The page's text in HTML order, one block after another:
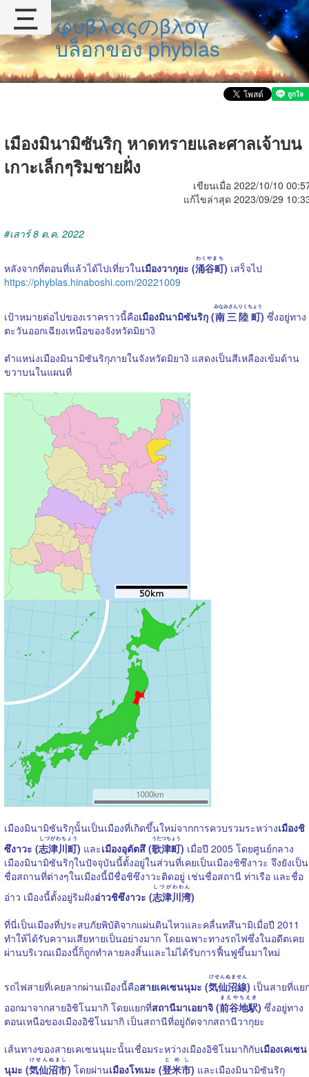
φυβλαςのβλογ
บล็อกของ phyblas
เมืองมินามิซันริกุ หาดทรายและศาลเจ้าบน
เกาะเล็กๆริมชายฝั่ง
เขียนเมื่อ 2022/10/10
แก้ไขล่าสุด 2023/09/29
#เสาร์ 8 ต.ค. 2022
หลังจากที่ตอนที่แล้วได้ไปเที่ยวในเมืองวากุยะ (涌谷町
わくやまち
) เสร็จไป
https://phyblas.hinaboshi.com/20221009
เป้าหมายต่อไปของเราคราวนี้คือเมืองมินามิซันริกุ (南三陸町
みなみさんりくちょう
) ซึ่งอยู่ทาง
ตะวันออกเฉียงเหนือของจังหวัดมิยางิ
ตำแหน่งเมืองมินามิซันริกุภายในจังหวัดมิยางิ แสดงเป็นสีเหลืองเข้มด้าน
ขวาบนในแผนที่
เมืองมินามิซันริกุนั้นเป็นเมืองที่เกิดขึ้นใหม่จากการควบรวมระหว่างเมืองชิ
ซึงาวะ (志津川町
しづがわちょう
) และเมืองอุตัตสึ (歌津町
うたつちょう
) เมื่อปี 2005 โดยศูนย์กลาง
เมืองมินามิซันริกุในปัจจุบันนี้ตั้งอยู่ในส่วนที่เคยเป็นเมืองชิซึงาวะ จึงยังเป็น
ชื่อสถานที่ต่างๆในเมืองนี้มีชื่อชิซึงาวะติดอยู่ เช่นชื่อสถานี ท่าเรือ และชื่อ
อ่าว เมืองนี้ตั้งอยู่ริมฝั่งอ่าวชิซึงาวะ (志津川湾
しづがわわん
)
ที่นี่เป็นเมืองที่ประสบภัยพิบัติจากแผ่นดินไหวและคลื่นทสึนามิเมื่อปี 2011
ทำให้ได้รับความเสียหายเป็นอย่างมาก โดยเฉพาะทางรถไฟซึ่งในอดีตเคย
ผ่านบริเวณเมืองนี้ก็ถูกทำลายลงสิ้นและไม่ได้รับการฟื้นฟูขึ้นมาใหม่
รถไฟสายที่เคยลากผ่านเมืองนี้คือสายเคเซนนุมะ (気仙沼線
けせんぬません
) เป็นสายที่แย
ออกมาจากสายอิชิโนมากิ โดยแยกที่สถานีมาเอยาจิ (前谷地駅
まえやちえき
) ซึ่งอยู่ทาง
ตอนเหนือของเมืองอิชิโนมากิ เป็นสถานีที่อยู่ถัดจากสถานีวากุยะ
เส้นทางของสายเคเซนนุมะนั้นเชื่อมระหว่างเมืองอิชิโนมากิกับเมืองเคเซน
นุมะ (気仙沼市
けせんぬまし
) โดยผ่านเมืองโทเมะ (登米市
とめし
) และเมืองมินามิซันริกุ
三